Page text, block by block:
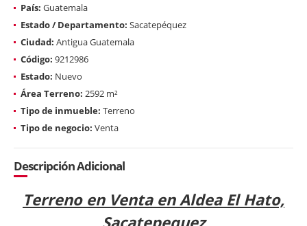
País: Guatemala
Estado / Departamento: Sacatepéquez
Ciudad: Antigua Guatemala
Código: 9212986
Estado: Nuevo
Área Terreno: 2592 m²
Tipo de inmueble: Terreno
Tipo de negocio: Venta
Descripción Adicional
Terreno en Venta en Aldea El Hato,
Sacatepequez